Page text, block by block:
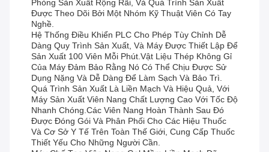
Phòng Sản Xuất Rộng Rãi, Và Quá Trình Sản Xuất
Được Theo Dõi Bởi Một Nhóm Kỹ Thuật Viên Có Tay
Nghề.
Hệ Thống Điều Khiển PLC Cho Phép Tùy Chỉnh Dễ
Dàng Quy Trình Sản Xuất, Và Máy Được Thiết Lập Để
Sản Xuất 100 Viên Mỗi Phút.Vật Liệu Thép Không Gỉ
Của Máy Đảm Bảo Rằng Nó Có Thể Chịu Được Sử
Dụng Nặng Và Dễ Dàng Để Làm Sạch Và Bảo Trì.
Quá Trình Sản Xuất Là Liền Mạch Và Hiệu Quả, Với
Máy Sản Xuất Viên Nang Chất Lượng Cao Với Tốc Độ
Nhanh Chóng.Các Viên Nang Hoàn Thành Sau Đó
Được Đóng Gói Và Phân Phối Cho Các Hiệu Thuốc
Và Cơ Sở Y Tế Trên Toàn Thế Giới, Cung Cấp Thuốc
Thiết Yếu Cho Những Người Cần.